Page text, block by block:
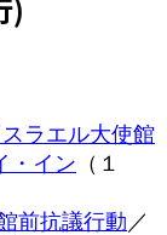
)
ラエル大使館
・イン （１
前抗議行動 ／